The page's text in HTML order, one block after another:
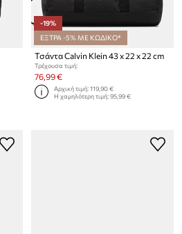
-19%
ΕΞΤΡΑ -5% ΜΕ ΚΩΔΙΚΟ*
Τσάντα Calvin Klein 43 x 22 x 22 cm
Τρέχουσα τιμή:
76,99 €
Αρχική τιμή:119,90 €
Η χαμηλότερη τιμή:95,99 €